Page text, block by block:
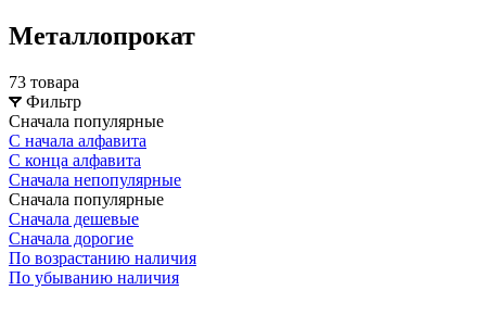
Металлопрокат
73 товара
Фильтр
Сначала популярные
С начала алфавита
С конца алфавита
Сначала непопулярные
Сначала популярные
Сначала дешевые
Сначала дорогие
По возрастанию наличия
По убыванию наличия